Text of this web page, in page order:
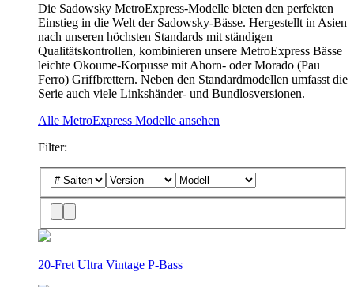
Die Sadowsky MetroExpress-Modelle bieten den perfekten
Einstieg in die Welt der Sadowsky-Bässe. Hergestellt in Asien
nach unseren höchsten Standards mit ständigen
Qualitätskontrollen, kombinieren unsere MetroExpress Bässe
leichte Okoume-Korpusse mit Ahorn- oder Morado (Pau
Ferro) Griffbrettern. Neben den Standardmodellen umfasst die
Serie auch viele Linkshänder- und Bundlosversionen.
Alle MetroExpress Modelle ansehen
Filter:
20-Fret Ultra Vintage P-Bass